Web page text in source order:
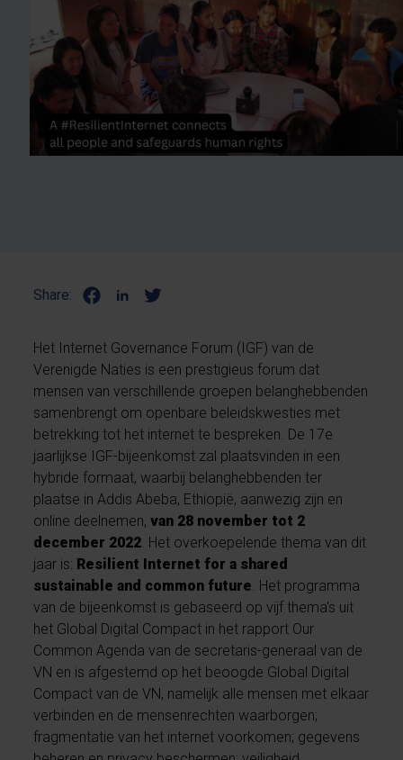
Share:
Het Internet Governance Forum (IGF) van de
Verenigde Naties is een prestigieus forum dat
mensen van verschillende groepen belanghebbenden
samenbrengt om openbare beleidskwesties met
betrekking tot het internet te bespreken. De 17e
jaarlijkse IGF-bijeenkomst zal plaatsvinden in een
hybride formaat, waarbij belanghebbenden ter
plaatse in Addis Abeba, Ethiopië, aanwezig zijn en
online deelnemen,van 28 november tot 2
december 2022 . Het overkoepelende thema van dit
jaar is: Resilient Internet for a shared
sustainable and common future . Het programma
van de bijeenkomst is gebaseerd op vijf thema's uit
het Global Digital Compact in het rapport Our
Common Agenda van de secretaris-generaal van de
VN en is afgestemd op het beoogde Global Digital
Compact van de VN, namelijk alle mensen met elkaar
verbinden en de mensenrechten waarborgen;
fragmentatie van het internet voorkomen; gegevens